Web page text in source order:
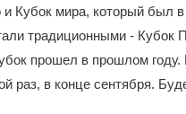
Кубок мира, который был
традиционными - Кубок
прошел в прошлом
раз, в конце сентября.